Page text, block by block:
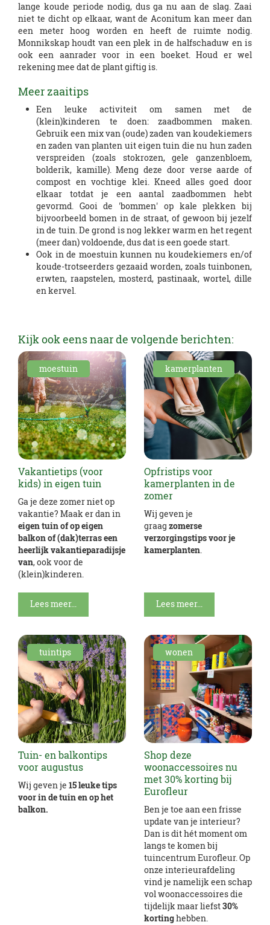
lange koude periode nodig, dus ga nu aan de slag. Zaai
niet te dicht op elkaar, want de Aconitum kan meer dan
een meter hoog worden en heeft de ruimte nodig.
Monnikskap houdt van een plek in de halfschaduw en is
ook een aanrader voor in een boeket. Houd er wel
rekening mee dat de plant giftig is.
Meer zaaitips
Een leuke activiteit om samen met de
(klein)kinderen te doen: zaadbommen maken.
Gebruik een mix van (oude) zaden van koudekiemers
en zaden van planten uit eigen tuin die nu hun zaden
verspreiden (zoals stokrozen, gele ganzenbloem,
bolderik, kamille). Meng deze door verse aarde of
compost en vochtige klei. Kneed alles goed door
elkaar totdat je een aantal zaadbommen hebt
gevormd. Gooi de 'bommen' op kale plekken bij
bijvoorbeeld bomen in de straat, of gewoon bij jezelf
in de tuin. De grond is nog lekker warm en het regent
(meer dan) voldoende, dus dat is een goede start.
Ook in de moestuin kunnen nu koudekiemers en/of
koude-trotseerders gezaaid worden, zoals tuinbonen,
erwten, raapstelen, mosterd, pastinaak, wortel, dille
en kervel.
Kijk ook eens naar de volgende berichten:
moestuin
Vakantietips (voor
kids) in eigen tuin
Ga je deze zomer niet op
vakantie? Maak er dan in
eigen tuin of op eigen
balkon of (dak)terras een
heerlijk vakantieparadijsje
van, ook voor de
(klein)kinderen.
Lees meer...
kamerplanten
Opfristips voor
kamerplanten in de
zomer
Wij geven je
graag zomerse
verzorgingstips voor je
kamerplanten.
Lees meer...
tuintips
Tuin- en balkontips
voor augustus
Wij geven je 15 leuke tips
voor in de tuin en op het
balkon.
wonen
Shop deze
woonaccessoires nu
met 30% korting bij
Eurofleur
Ben je toe aan een frisse
update van je interieur?
Dan is dit hét moment om
langs te komen bij
tuincentrum Eurofleur. Op
onze interieurafdeling
vind je namelijk een schap
vol woonaccessoires die
tijdelijk maar liefst30%
kortinghebben.